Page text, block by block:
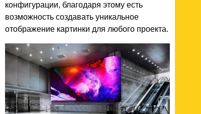
конфигурации, благодаря этому есть
возможность создавать уникальное
отображение картинки для любого проекта.